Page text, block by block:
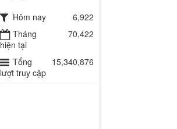
Hôm nay
6,922
Tháng
hiện tại
70,422
Tổng
lượt truy cập
15,340,876